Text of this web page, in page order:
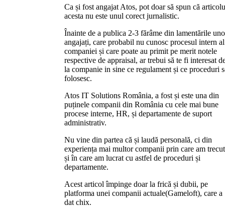
Ca și fost angajat Atos, pot doar să spun că
acesta nu este unul corect jurnalistic.
Înainte de a publica 2-3 fărâme din lamentările
angajați, care probabil nu cunosc procesul intern al
companiei și care poate au primit pe merit notele
respective de appraisal, ar trebui să te fi interesat
la companie in sine ce regulament și ce proceduri
folosesc.
Atos IT Solutions România, a fost și este una din
puținele companii din România cu cele mai bune
procese interne, HR, și departamente de suport
administrativ.
Nu vine din partea că și laudă personală, ci din
experiența mai multor companii prin care am trecut
și în care am lucrat cu astfel de proceduri și
departamente.
Acest articol împinge doar la frică și dubii, pe
platforma unei companii actuale(Gameloft), care a
dat chix.